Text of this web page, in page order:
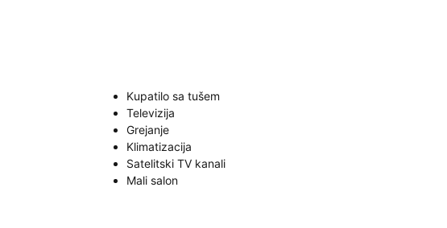
Kupatilo sa tušem
Televizija
Grejanje
Klimatizacija
Satelitski TV kanali
Mali salon